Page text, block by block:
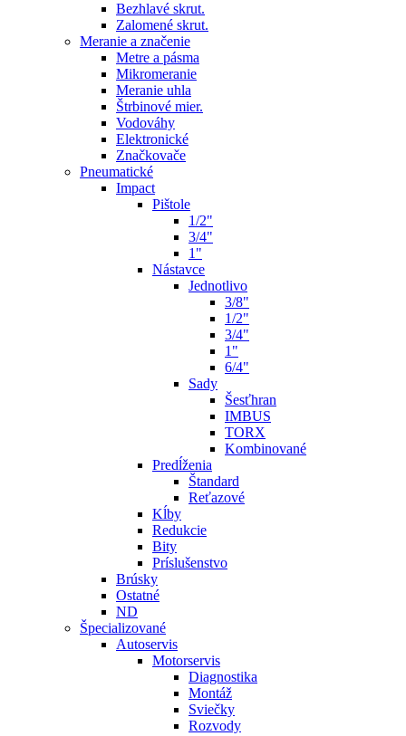
Bezhlavé skrut.
Zalomené skrut.
Meranie a značenie
Metre a pásma
Mikromeranie
Meranie uhla
Štrbinové mier.
Vodováhy
Elektronické
Značkovače
Pneumatické
Impact
Pištole
1/2"
3/4"
1"
Nástavce
Jednotlivo
3/8"
1/2"
3/4"
1"
6/4"
Sady
Šesťhran
IMBUS
TORX
Kombinované
Predĺženia
Štandard
Reťazové
Kĺby
Redukcie
Bity
Príslušenstvo
Brúsky
Ostatné
ND
Špecializované
Autoservis
Motorservis
Diagnostika
Montáž
Sviečky
Rozvody